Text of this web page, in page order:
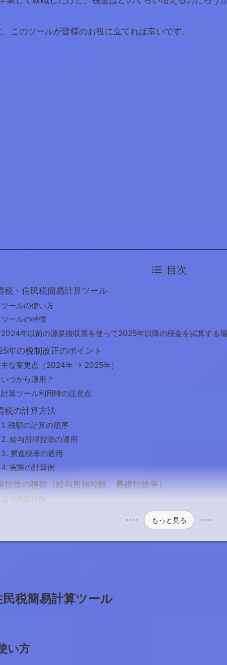
このツールが皆様のお役に立てれば幸いです。
目次
税・住民税簡易計算ツール
ツールの使い方
ツールの特徴
2024年以前の源泉徴収票を使って2025年以降の税金を試算する
年の税制改正のポイント
主な変更点（2024年 → 2025年）
いつから適用？
計算ツール利用時の注意点
税の計算方法
1. 税額の計算の順序
2. 給与所得控除の適用
3. 累進税率の適用
4. 実際の計算例
控除の種類（給与所得控除、基礎控除等）
給与所得控除
もっと見る
民税簡易計算ツール
い方